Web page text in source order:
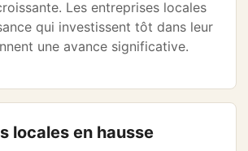
Les entreprises locales
qui investissent tôt dans leur
une avance significative.
locales en hausse